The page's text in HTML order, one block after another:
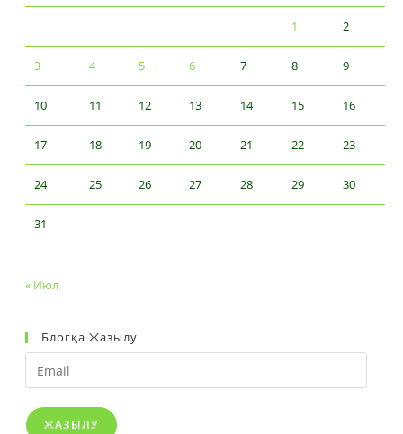
1 2
3 4 5 6 7 8 9
10 11 12 13 14 15 16
17 18 19 20 21 22 23
24 25 26 27 28 29 30
31
« Июл
Блогқа Жазылу
Email
ЖАЗЫЛУ